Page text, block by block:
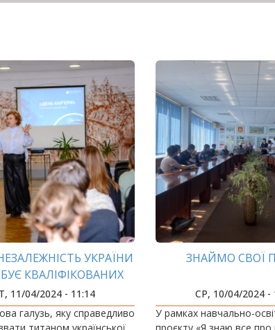
УКРАЇНИ
КВАЛІФІКОВАНИХ
КАДРІВ
11/04/2024 - 11:14
галузь, яку справедливо
титаном української
ЗНАЙМО СВОЇ
СР, 10/04/2024 -
У рамках навчально-
проєкту «Я знаю все про